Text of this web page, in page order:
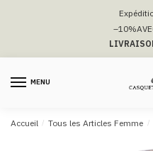
navigation
–10%
MENU
Accueil / Tous les Articles Femme /